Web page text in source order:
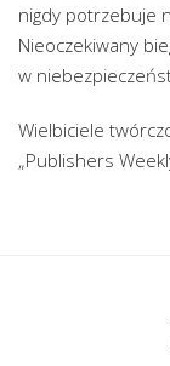
nigdy potrzebuje
Nieoczekiwany
w
Wielbiciele
„Publishers